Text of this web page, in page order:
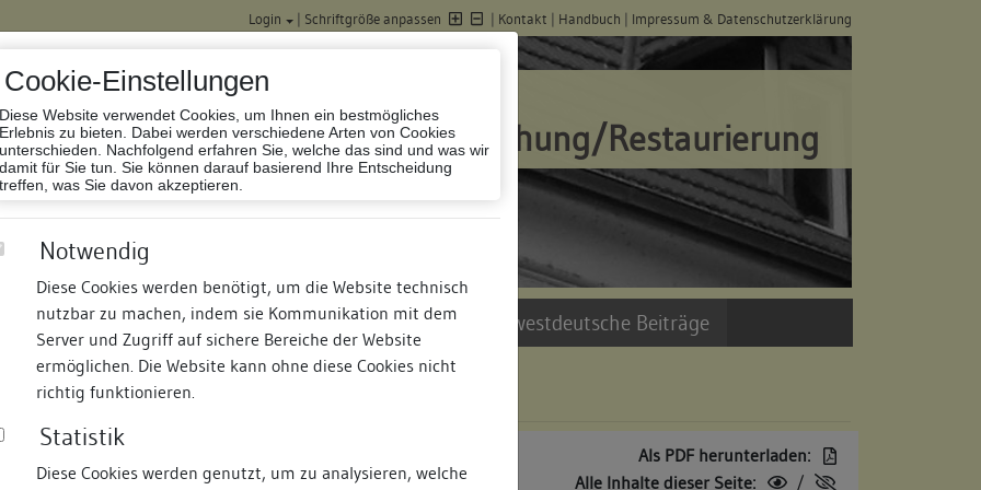
Cookie-Einstellungen
Diese Website verwendet Cookies, um Ihnen ein bestmögliches
Erlebnis zu bieten. Dabei werden verschiedene Arten von Cookies
unterschieden. Nachfolgend erfahren Sie, welche das sind und was wir
damit für Sie tun. Sie können darauf basierend Ihre Entscheidung
treffen, was Sie davon akzeptieren.
Notwendig
Diese Cookies werden benötigt, um die Website technisch
nutzbar zu machen, indem sie Kommunikation mit dem
Server und Zugriff auf sichere Bereiche der Website
ermöglichen. Die Website kann ohne diese Cookies nicht
richtig funktionieren.
Statistik
Diese Cookies werden genutzt, um zu analysieren, welche
Login | Schriftgröße anpassen | Kontakt | Handbuch | Impressum & Datenschutzerklärung
Datenbank Bauforschung/Restaurierung
Termine Suche Freie Bauforscher:innen Südwestdeutsche Beiträge
Als PDF herunterladen:
Alle Inhalte dieser Seite:
/